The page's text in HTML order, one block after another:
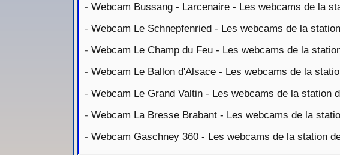
- Webcam Bussang - Larcenaire - Les webcams de la
- Webcam Le Schnepfenried - Les webcams de la
- Webcam Le Champ du Feu - Les webcams de la
- Webcam Le Ballon d'Alsace - Les webcams de la
- Webcam Le Grand Valtin - Les webcams de la station
- Webcam La Bresse Brabant - Les webcams de la
- Webcam Gaschney 360 - Les webcams de la station